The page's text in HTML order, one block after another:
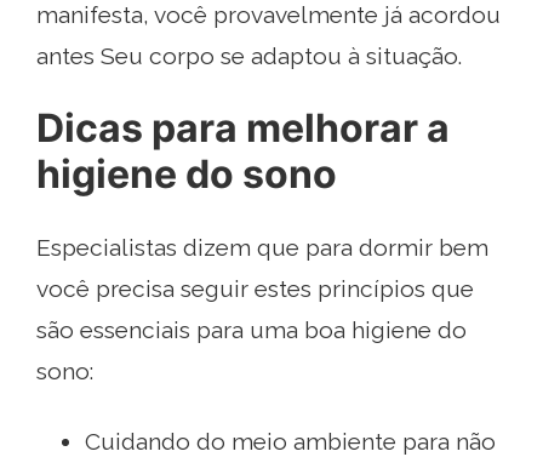
manifesta, você provavelmente já acordou
antes Seu corpo se adaptou à situação.
Dicas para melhorar a
higiene do sono
Especialistas dizem que para dormir bem
você precisa seguir estes princípios que
são essenciais para uma boa higiene do
sono:
Cuidando do meio ambiente para não